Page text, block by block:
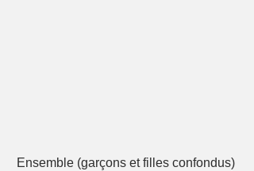
Ensemble (garçons et filles confondus)